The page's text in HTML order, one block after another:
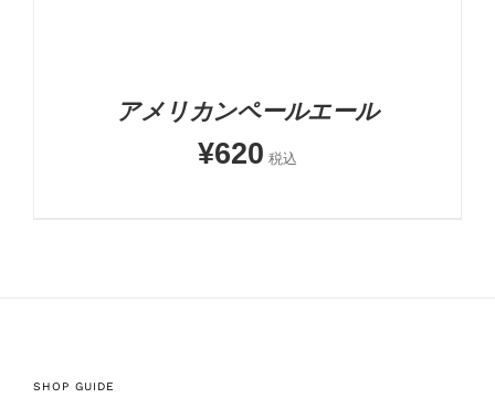
アメリカンペールエール
¥620 税込
SHOP GUIDE